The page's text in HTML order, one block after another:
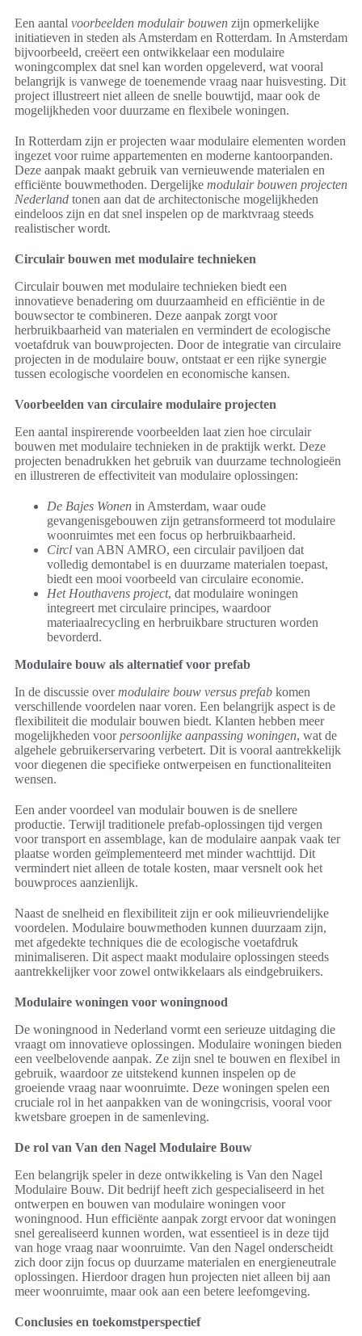
Een aantal voorbeelden modulair bouwen zijn opmerkelijke
initiatieven in steden als Amsterdam en Rotterdam. In Amsterdam
bijvoorbeeld, creëert een ontwikkelaar een modulaire
woningcomplex dat snel kan worden opgeleverd, wat vooral
belangrijk is vanwege de toenemende vraag naar huisvesting. Dit
project illustreert niet alleen de snelle bouwtijd, maar ook de
mogelijkheden voor duurzame en flexibele woningen.
In Rotterdam zijn er projecten waar modulaire elementen worden
ingezet voor ruime appartementen en moderne kantoorpanden.
Deze aanpak maakt gebruik van vernieuwende materialen en
efficiënte bouwmethoden. Dergelijke modulair bouwen projecten
Nederland tonen aan dat de architectonische mogelijkheden
eindeloos zijn en dat snel inspelen op de marktvraag steeds
realistischer wordt.
Circulair bouwen met modulaire technieken
Circulair bouwen met modulaire technieken biedt een
innovatieve benadering om duurzaamheid en efficiëntie in de
bouwsector te combineren. Deze aanpak zorgt voor
herbruikbaarheid van materialen en vermindert de ecologische
voetafdruk van bouwprojecten. Door de integratie van circulaire
projecten in de modulaire bouw, ontstaat er een rijke synergie
tussen ecologische voordelen en economische kansen.
Voorbeelden van circulaire modulaire projecten
Een aantal inspirerende voorbeelden laat zien hoe circulair
bouwen met modulaire technieken in de praktijk werkt. Deze
projecten benadrukken het gebruik van duurzame technologieën
en illustreren de effectiviteit van modulaire oplossingen:
De Bajes Wonen in Amsterdam, waar oude
gevangenisgebouwen zijn getransformeerd tot modulaire
woonruimtes met een focus op herbruikbaarheid.
Circl van ABN AMRO, een circulair paviljoen dat
volledig demontabel is en duurzame materialen toepast,
biedt een mooi voorbeeld van circulaire economie.
Het Houthavens project, dat modulaire woningen
integreert met circulaire principes, waardoor
materiaalrecycling en herbruikbare structuren worden
bevorderd.
Modulaire bouw als alternatief voor prefab
In de discussie overmodulaire bouw versus prefab komen
verschillende voordelen naar voren. Een belangrijk aspect is de
flexibiliteit die modulair bouwen biedt. Klanten hebben meer
mogelijkheden voorpersoonlijke aanpassing woningen, wat de
algehele gebruikerservaring verbetert. Dit is vooral aantrekkelijk
voor diegenen die specifieke ontwerpeisen en functionaliteiten
wensen.
Een ander voordeel van modulair bouwen is de snellere
productie. Terwijl traditionele prefab-oplossingen tijd vergen
voor transport en assemblage, kan de modulaire aanpak vaak ter
plaatse worden geïmplementeerd met minder wachttijd. Dit
vermindert niet alleen de totale kosten, maar versnelt ook het
bouwproces aanzienlijk.
Naast de snelheid en flexibiliteit zijn er ook milieuvriendelijke
voordelen. Modulaire bouwmethoden kunnen duurzaam zijn,
met afgedekte techniques die de ecologische voetafdruk
minimaliseren. Dit aspect maakt modulaire oplossingen steeds
aantrekkelijker voor zowel ontwikkelaars als eindgebruikers.
Modulaire woningen voor woningnood
De woningnood in Nederland vormt een serieuze uitdaging die
vraagt om innovatieve oplossingen. Modulaire woningen bieden
een veelbelovende aanpak. Ze zijn snel te bouwen en flexibel in
gebruik, waardoor ze uitstekend kunnen inspelen op de
groeiende vraag naar woonruimte. Deze woningen spelen een
cruciale rol in het aanpakken van de woningcrisis, vooral voor
kwetsbare groepen in de samenleving.
De rol van Van den Nagel Modulaire Bouw
Een belangrijk speler in deze ontwikkeling is Van den Nagel
Modulaire Bouw. Dit bedrijf heeft zich gespecialiseerd in het
ontwerpen en bouwen van modulaire woningen voor
woningnood. Hun efficiënte aanpak zorgt ervoor dat woningen
snel gerealiseerd kunnen worden, wat essentieel is in deze tijd
van hoge vraag naar woonruimte. Van den Nagel onderscheidt
zich door zijn focus op duurzame materialen en energieneutrale
oplossingen. Hierdoor dragen hun projecten niet alleen bij aan
meer woonruimte, maar ook aan een betere leefomgeving.
Conclusies en toekomstperspectief